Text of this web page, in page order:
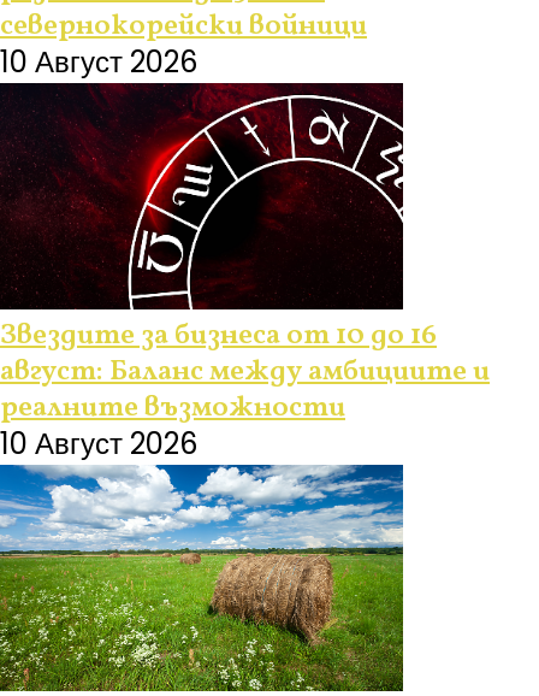
севернокорейски войници
10 Август 2026
Звездите за бизнеса от 10 до 16
август: Баланс между амбициите и
реалните възможности
10 Август 2026